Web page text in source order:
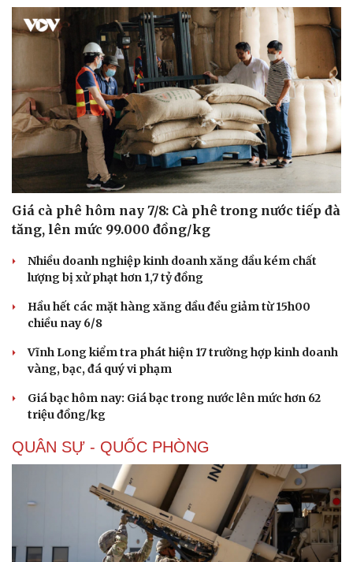
Giá cà phê hôm nay 7/8: Cà phê trong nước tiếp đà
tăng, lên mức 99.000 đồng/kg
Nhiều doanh nghiệp kinh doanh xăng dầu kém chất
lượng bị xử phạt hơn 1,7 tỷ đồng
Hầu hết các mặt hàng xăng dầu đều giảm từ 15h00
chiều nay 6/8
Vĩnh Long kiểm tra phát hiện 17 trường hợp kinh doanh
vàng, bạc, đá quý vi phạm
Giá bạc hôm nay: Giá bạc trong nước lên mức hơn 62
triệu đồng/kg
QUÂN SỰ - QUỐC PHÒNG